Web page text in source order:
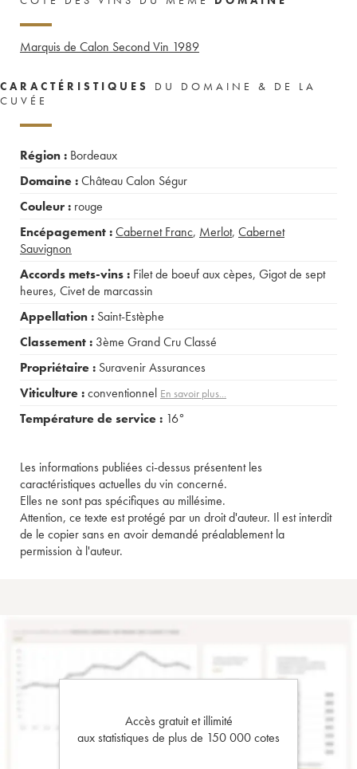
Marquis de Calon Second Vin 1989
CARACTÉRISTIQUES
DU DOMAINE & DE LA
CUVÉE
Région : Bordeaux
Domaine :Château Calon Ségur
Couleur : rouge
Encépagement :Cabernet Franc, Merlot, Cabernet
Sauvignon
Accords mets-vins : Filet de boeuf aux cèpes, Gigot de sept
heures, Civet de marcassin
Appellation : Saint-Estèphe
Classement : 3ème Grand Cru Classé
Propriétaire : Suravenir Assurances
Viticulture :conventionnel En savoir plus...
Température de service : 16°
Les informations publiées ci-dessus présentent les
caractéristiques actuelles du vin concerné.
Elles ne sont pas spécifiques au millésime.
Attention, ce texte est protégé par un droit d'auteur. Il est interdit
de le copier sans en avoir demandé préalablement la
permission à l'auteur.
Accès gratuit et illimité
aux statistiques de plus de 150 000 cotes